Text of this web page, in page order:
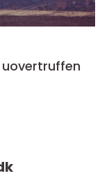
uovertruffen